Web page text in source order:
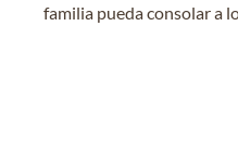
familia pueda consolar a